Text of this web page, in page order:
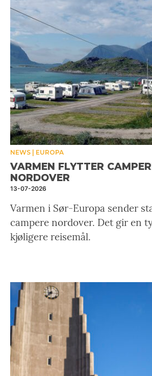
NEWS EUROPA
VARMEN FLYTTER
NORDOVER
13-07-2026
Varmen i Sør-Europa sender
campere nordover. Det gir en
kjøligere reisemål.